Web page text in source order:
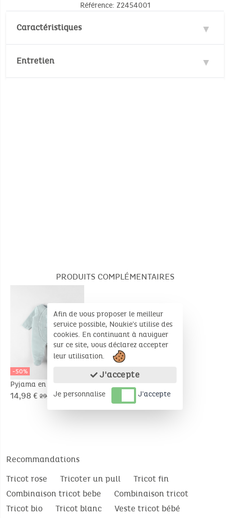
Référence: Z2454001
Caractéristiques
Entretien
PRODUITS COMPLÉMENTAIRES
-50%
Pyjama en velours
côtelé, lapin
14,98 € 29,95 €
Recommandations
Tricot rose
Tricoter un pull
Tricot fin
Combinaison tricot bebe
Combinaison tricot
Tricot bio
Tricot blanc
Veste tricot bébé
Afin de vous proposer le meilleur
service possible, Noukie's utilise des
cookies. En continuant à naviguer
sur ce site, vous déclarez accepter
leur utilisation.
J'accepte
Je personnalise J'accepte